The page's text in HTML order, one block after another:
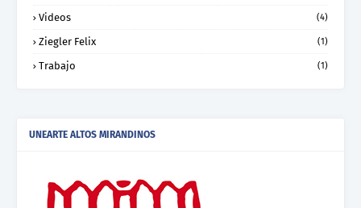
Videos (4)
Ziegler Felix (1)
Trabajo (1)
UNEARTE ALTOS MIRANDINOS